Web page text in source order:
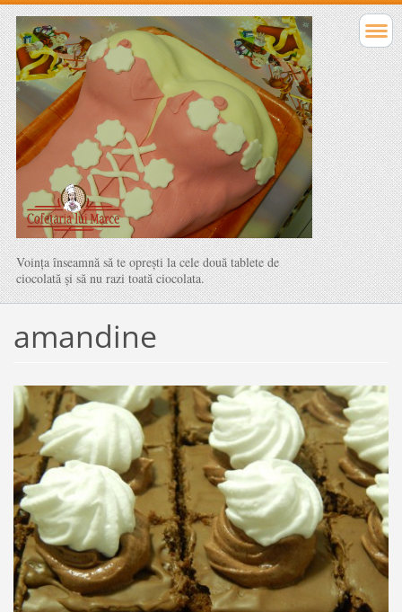
Voinţa înseamnă să te opreşti la cele două tablete de
ciocolată şi să nu razi toată ciocolata.
amandine